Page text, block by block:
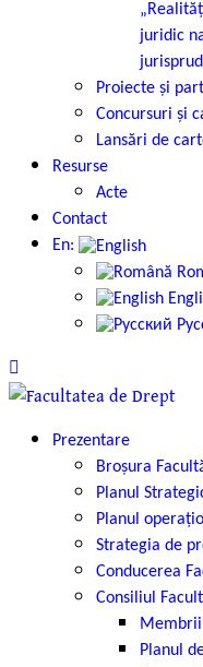
juridic
Proiecte și
Concursuri și
Lansări de
Resurse
Acte
Contact
En:
Prezentare
Broșura
Planul
Planul
Strategia de
Conducerea
Consiliul
Membrii
Planul